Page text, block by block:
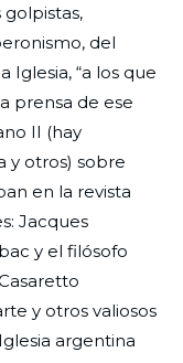
golpistas,
del
Iglesia, “a los que
prensa de ese
II (hay
y otros) sobre
en la revista
Jacques
y el filósofo
y otros valiosos
argentina